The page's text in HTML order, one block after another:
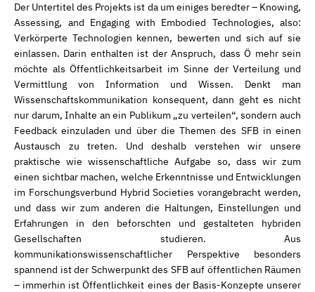
Der Untertitel des Projekts ist da um einiges beredter – Knowing,
Assessing, and Engaging with Embodied Technologies, also:
Verkörperte Technologien kennen, bewerten und sich auf sie
einlassen. Darin enthalten ist der Anspruch, dass Ö mehr sein
möchte als Öffentlichkeitsarbeit im Sinne der Verteilung und
Vermittlung von Information und Wissen. Denkt man
Wissenschaftskommunikation konsequent, dann geht es nicht
nur darum, Inhalte an ein Publikum „zu verteilen“, sondern auch
Feedback einzuladen und über die Themen des SFB in einen
Austausch zu treten. Und deshalb verstehen wir unsere
praktische wie wissenschaftliche Aufgabe so, dass wir zum
einen sichtbar machen, welche Erkenntnisse und Entwicklungen
im Forschungsverbund Hybrid Societies vorangebracht werden,
und dass wir zum anderen die Haltungen, Einstellungen und
Erfahrungen in den beforschten und gestalteten hybriden
Gesellschaften studieren. Aus
kommunikationswissenschaftlicher Perspektive besonders
spannend ist der Schwerpunkt des SFB auf öffentlichen Räumen
– immerhin ist Öffentlichkeit eines der Basis-Konzepte unserer